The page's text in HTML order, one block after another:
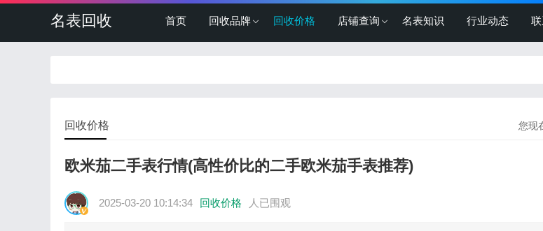
名表回收 首页 回收品牌 回收价格 店铺查询 名表知识 行业动态
您现
回收价格
欧米茄二手表行情(高性价比的二手欧米茄手表推荐)
2025-03-20 10:14:34 回收价格 人已围观